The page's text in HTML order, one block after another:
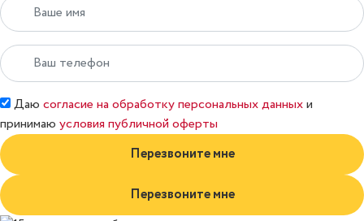
Даю согласие на обработку персональных данных и
принимаю условия публичной оферты
Перезвоните мне
Перезвоните мне